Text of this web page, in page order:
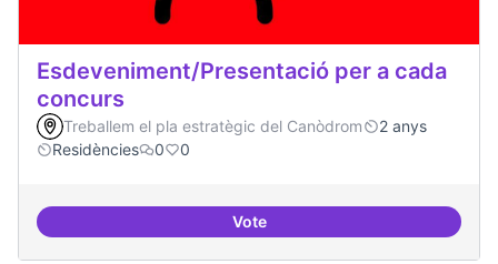
Esdeveniment/Presentació per a cada
concurs
Treballem el pla estratègic del Canòdrom
2 anys
Residències
0 0
VoteEsdeveniment/Presentació per